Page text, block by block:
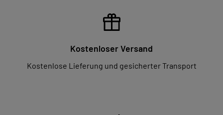
Kostenloser Versand
Kostenlose Lieferung und gesicherter Transport